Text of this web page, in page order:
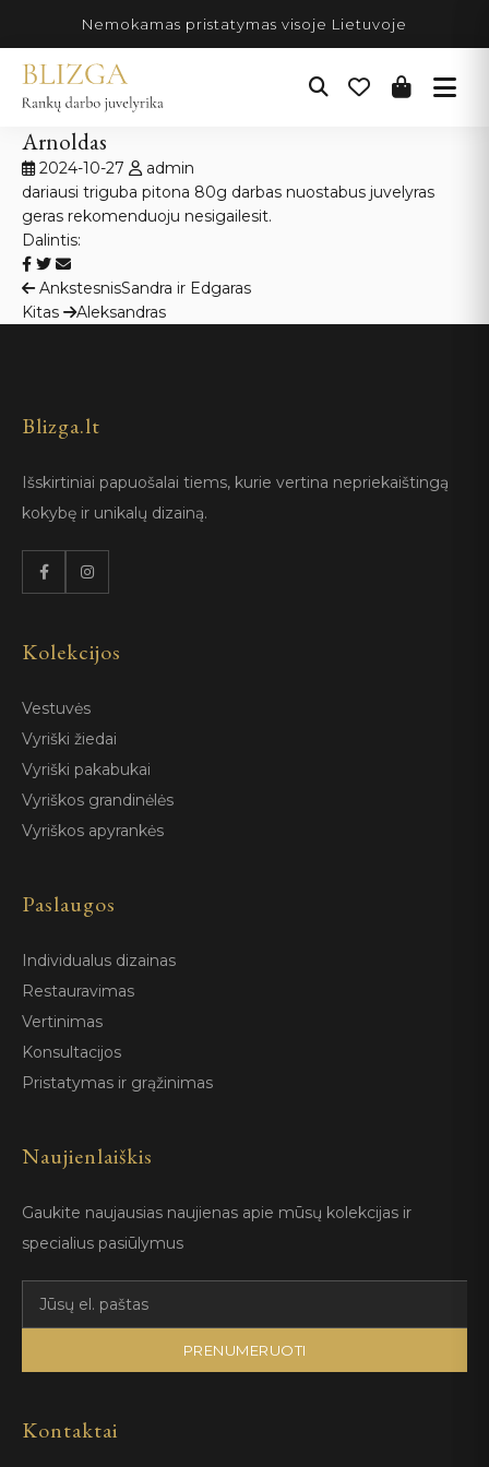
turinio
Nemokamas pristatymas visoje Lietuvoje
Arnoldas
2024-10-27
admin
dariausi triguba pitona 80g darbas nuostabus juvelyras
geras rekomenduoju nesigailesit.
Dalintis:
Navigacija
tarp
AnkstesnisSandra ir Edgaras
Kitas
Aleksandras
Blizga.lt
Išskirtiniai papuošalai tiems, kurie vertina nepriekaištingą
kokybę ir unikalų dizainą.
Kolekcijos
Vestuvės
Vyriški žiedai
Vyriški pakabukai
Vyriškos grandinėlės
Vyriškos apyrankės
Paslaugos
Individualus dizainas
Restauravimas
Vertinimas
Konsultacijos
Pristatymas ir grąžinimas
Naujienlaiškis
Gaukite naujausias naujienas apie mūsų kolekcijas ir
specialius pasiūlymus
PRENUMERUOTI
Kontaktai